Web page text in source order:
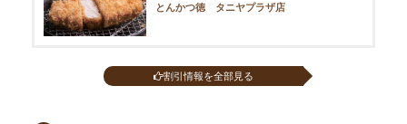
とんかつ徳 タニヤプラザ店
割引情報を全部見る